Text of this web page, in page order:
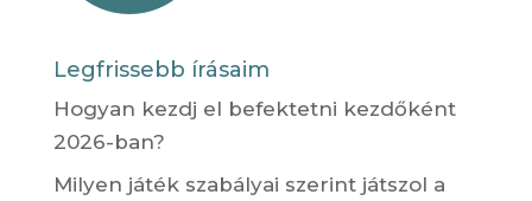
Legfrissebb írásaim
Hogyan kezdj el befektetni kezdőként
2026-ban?
Milyen játék szabályai szerint játszol a